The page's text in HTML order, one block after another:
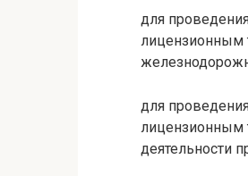
для
лицензионным
для
лицензионным
деятельности